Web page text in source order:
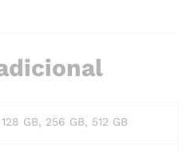
GB, 256 GB, 512 GB